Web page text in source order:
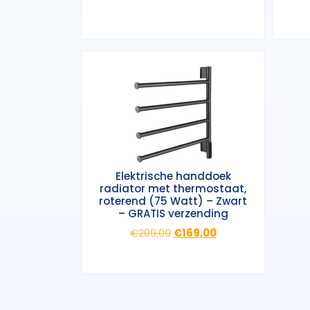
Elektrische handdoek
radiator met thermostaat,
roterend (75 Watt) – Zwart
– GRATIS verzending
€209,00 Oorspronkelijke
€169,00Huidige